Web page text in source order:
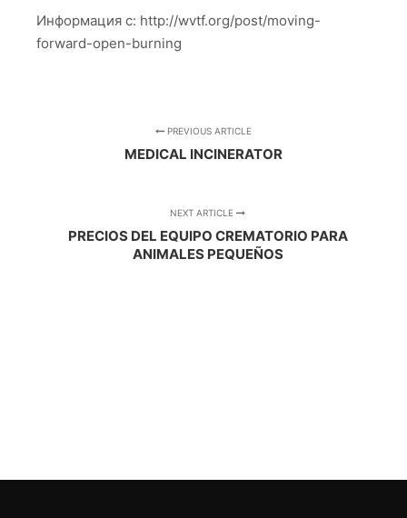
Информация с: http://wvtf.org/post/moving-
forward-open-burning
PREVIOUS ARTICLE
MEDICAL INCINERATOR
NEXT ARTICLE
PRECIOS DEL EQUIPO CREMATORIO PARA
ANIMALES PEQUEÑOS